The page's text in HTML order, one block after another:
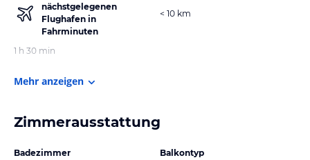
nächstgelegenen
Flughafen in
Fahrminuten
1 h 30 min
< 10 km
Mehr anzeigen
Zimmerausstattung
Badezimmer
Balkontyp